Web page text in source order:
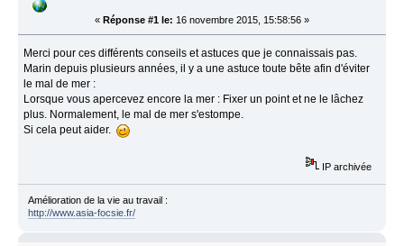
« Réponse #1 le: 16 novembre 2015, 15:58:56 »
Merci pour ces différents conseils et astuces que je connaissais pas.
Marin depuis plusieurs années, il y a une astuce toute bête afin d'éviter
le mal de mer :
Lorsque vous apercevez encore la mer : Fixer un point et ne le lâchez
plus. Normalement, le mal de mer s'estompe.
Si cela peut aider.
IP archivée
Amélioration de la vie au travail :
http://www.asia-focsie.fr/